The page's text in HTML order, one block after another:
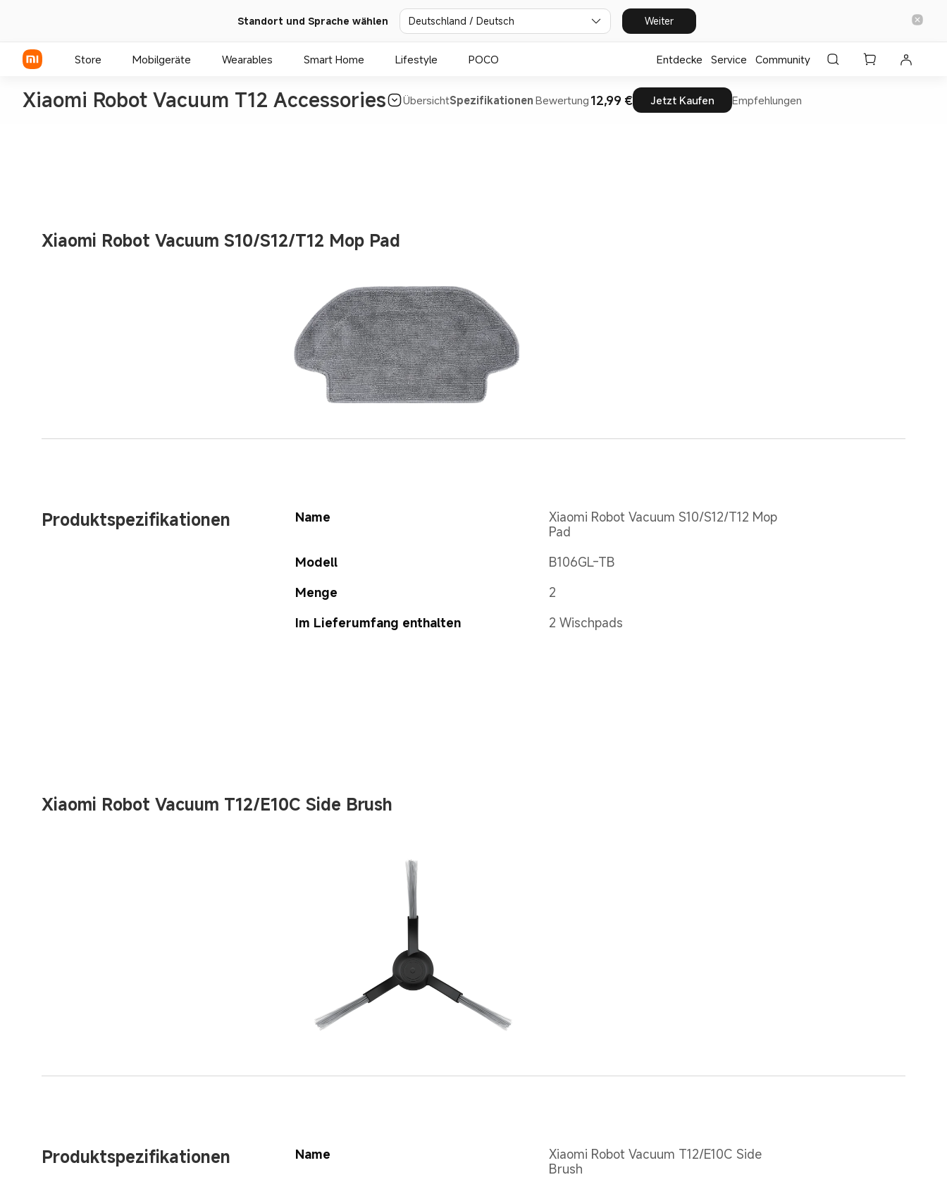
Standort und Sprache wählen Deutschland / Deutsch Weiter
Store Mobilgeräte Wearables Smart Home Lifestyle POCO Entdecke ⁣Service Community
Xiaomi Robot Vacuum T12 Accessories ÜbersichtSpezifikationen Bewertung 12,99 € Jetzt Kaufen Empfehlungen
Xiaomi Robot Vacuum S10/S12/T12 Mop Pad
Produktspezifikationen Name
Xiaomi Robot Vacuum S10/S12/T12 Mop
Pad
Modell
B106GL-TB
Menge
2
Im Lieferumfang enthalten
2 Wischpads
Xiaomi Robot Vacuum T12/E10C Side Brush
Produktspezifikationen Name
Xiaomi Robot Vacuum T12/E10C Side
Brush